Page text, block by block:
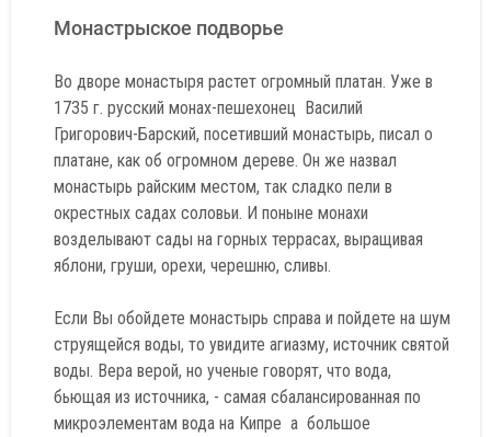
Монастрыское подворье
Во дворе монастыря растет огромный платан. Уже в
1735 г. русский монах-пешехонец Василий
Григорович-Барский, посетивший монастырь, писал о
платане, как об огромном дереве. Он же назвал
монастырь райским местом, так сладко пели в
окрестных садах соловьи. И поныне монахи
возделывают сады на горных террасах, выращивая
яблони, груши, орехи, черешню, сливы.
Если Вы обойдете монастырь справа и пойдете на шум
струящейся воды, то увидите агиазму, источник святой
воды. Вера верой, но ученые говорят, что вода,
бьющая из источника, - самая сбалансированная по
микроэлементам вода на Кипре а большое